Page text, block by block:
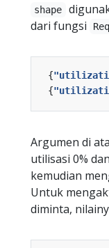
shape
dari fungsi
{
{
Argumen di
utilisasi 0%
kemudian
Untuk
diminta,